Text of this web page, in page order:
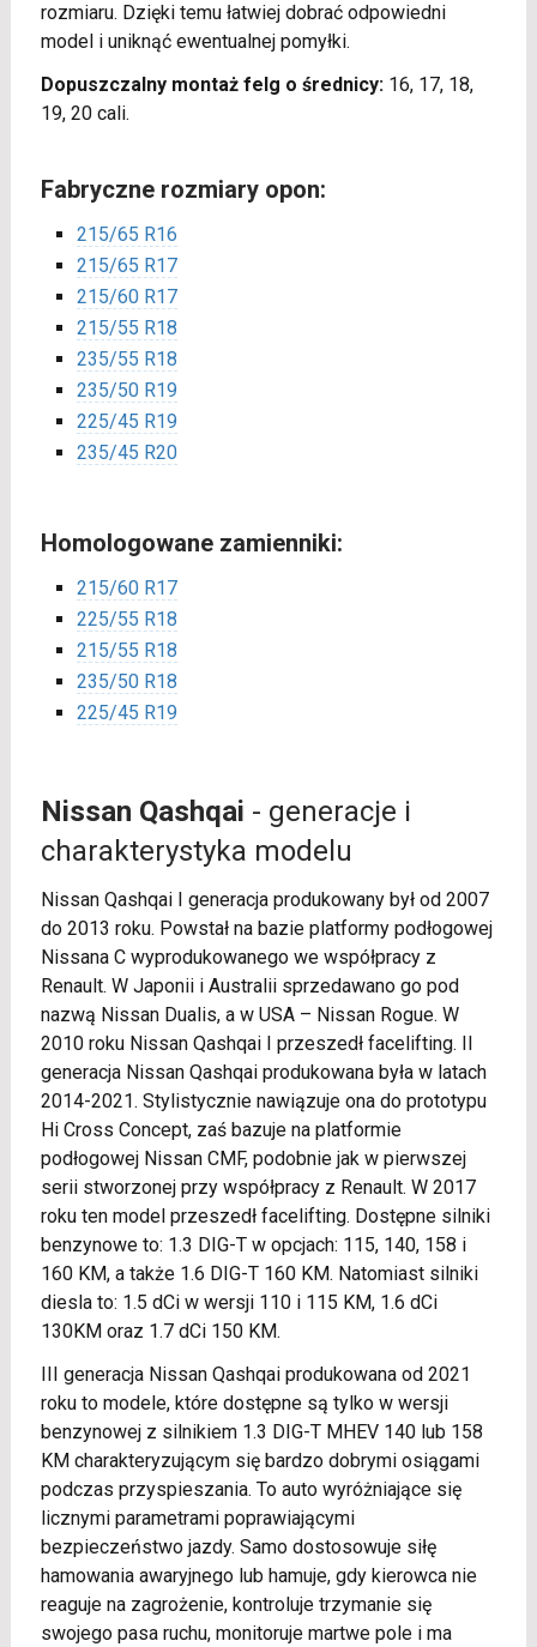
rozmiaru. Dzięki temu łatwiej dobrać odpowiedni
model i uniknąć ewentualnej pomyłki.
Dopuszczalny montaż felg o średnicy:16, 17, 18,
19, 20 cali.
Fabryczne rozmiary opon:
215/65 R16
215/65 R17
215/60 R17
215/55 R18
235/55 R18
235/50 R19
225/45 R19
235/45 R20
Homologowane zamienniki:
215/60 R17
225/55 R18
215/55 R18
235/50 R18
225/45 R19
Nissan Qashqai - generacje i
charakterystyka modelu
Nissan Qashqai I generacja produkowany był od 2007
do 2013 roku. Powstał na bazie platformy podłogowej
Nissana C wyprodukowanego we współpracy z
Renault. W Japonii i Australii sprzedawano go pod
nazwą Nissan Dualis, a w USA – Nissan Rogue. W
2010 roku Nissan Qashqai I przeszedł facelifting. II
generacja Nissan Qashqai produkowana była w latach
2014-2021. Stylistycznie nawiązuje ona do prototypu
Hi Cross Concept, zaś bazuje na platformie
podłogowej Nissan CMF, podobnie jak w pierwszej
serii stworzonej przy współpracy z Renault. W 2017
roku ten model przeszedł facelifting. Dostępne silniki
benzynowe to: 1.3 DIG-T w opcjach: 115, 140, 158 i
160 KM, a także 1.6 DIG-T 160 KM. Natomiast silniki
diesla to: 1.5 dCi w wersji 110 i 115 KM, 1.6 dCi
130KM oraz 1.7 dCi 150 KM.
III generacja Nissan Qashqai produkowana od 2021
roku to modele, które dostępne są tylko w wersji
benzynowej z silnikiem 1.3 DIG-T MHEV 140 lub 158
KM charakteryzującym się bardzo dobrymi osiągami
podczas przyspieszania. To auto wyróżniające się
licznymi parametrami poprawiającymi
bezpieczeństwo jazdy. Samo dostosowuje siłę
hamowania awaryjnego lub hamuje, gdy kierowca nie
reaguje na zagrożenie, kontroluje trzymanie się
swojego pasa ruchu, monitoruje martwe pole i ma